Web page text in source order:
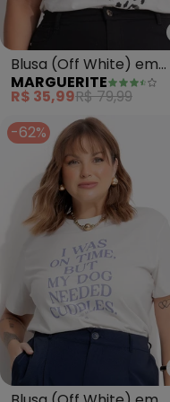
Blusa (Off White) em
Algodão
MARGUERITE
R$ 35,99R$ 79,99
-62%